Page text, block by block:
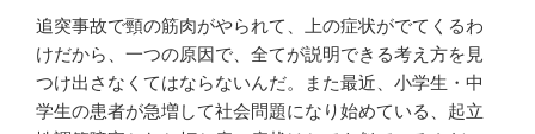
追突事故で頸の筋肉がやられて、上の症状がでてくるわ
けだから、一つの原因で、全てが説明できる考え方を見
つけ出さなくてはならないんだ。また最近、小学生・中
学生の患者が急増して社会問題になり始めている、起立